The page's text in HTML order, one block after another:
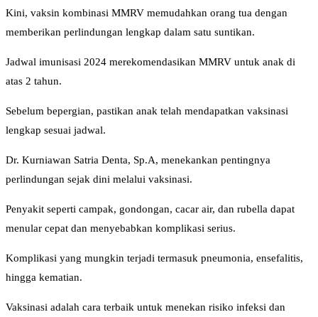
Kini, vaksin kombinasi MMRV memudahkan orang tua dengan
memberikan perlindungan lengkap dalam satu suntikan.
Jadwal imunisasi 2024 merekomendasikan MMRV untuk anak di
atas 2 tahun.
Sebelum bepergian, pastikan anak telah mendapatkan vaksinasi
lengkap sesuai jadwal.
Dr. Kurniawan Satria Denta, Sp.A, menekankan pentingnya
perlindungan sejak dini melalui vaksinasi.
Penyakit seperti campak, gondongan, cacar air, dan rubella dapat
menular cepat dan menyebabkan komplikasi serius.
Komplikasi yang mungkin terjadi termasuk pneumonia, ensefalitis,
hingga kematian.
Vaksinasi adalah cara terbaik untuk menekan risiko infeksi dan